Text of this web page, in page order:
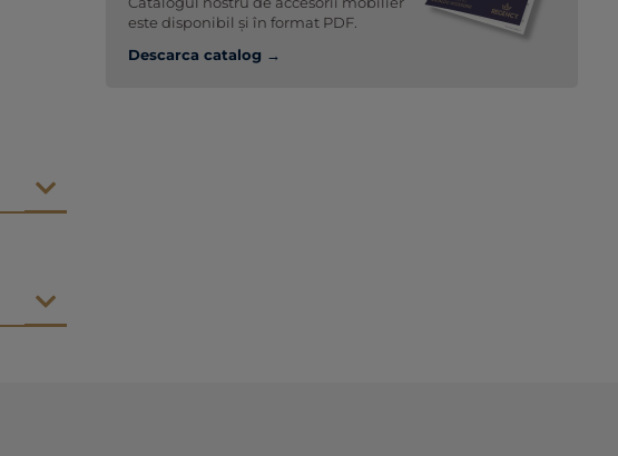
este disponibil și în format PDF.
Descarca catalog →